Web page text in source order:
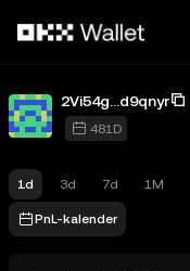
2Vi54g...d9qnyr
481D
1d 3d 7d 1M
PnL-kalender